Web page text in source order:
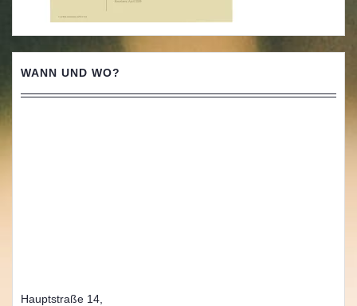
WANN UND WO?
Hauptstraße 14,